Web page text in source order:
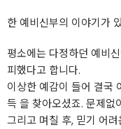
한 예비신부의 이야기가
평소에는 다정하던 예비
피했다고 합니다.
이상한 예감이 들어 결국
득 을 찾아오셨죠. 문제없
그리고 며칠 후, 믿기 어